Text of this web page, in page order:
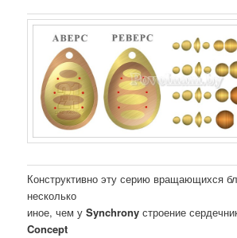
Конструктивно эту серию вращающихся
несколько
иное, чем уSynchrony строение
Concept